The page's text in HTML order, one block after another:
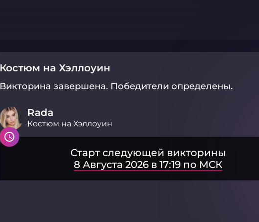
Костюм на Хэллоуин
Викторина завершена. Победители определены.
Rada
Костюм на Хэллоуин
Старт следующей викторины
8 Августа 2026 в 17:19 по МСК